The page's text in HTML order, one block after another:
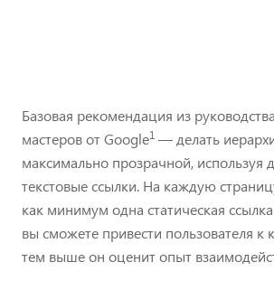
Базовая рекомендация из
мастеров от Google1 — делать
максимально прозрачной, используя
текстовые ссылки. На каждую
как минимум одна статическая
вы сможете привести пользователя к
тем выше он оценит опыт